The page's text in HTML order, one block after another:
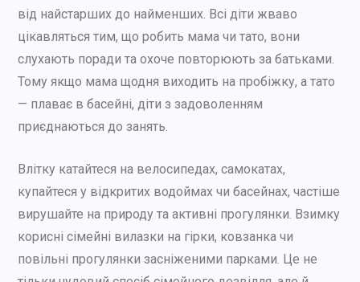
від найстарших до найменших. Всі діти жваво
цікавляться тим, що робить мама чи тато, вони
слухають поради та охоче повторюють за батьками.
Тому якщо мама щодня виходить на пробіжку, а тато
— плаває в басейні, діти з задоволенням
приєднаються до занять.
Влітку катайтеся на велосипедах, самокатах,
купайтеся у відкритих водоймах чи басейнах, частіше
вирушайте на природу та активні прогулянки. Взимку
корисні сімейні вилазки на гірки, ковзанка чи
повільні прогулянки засніженими парками. Це не